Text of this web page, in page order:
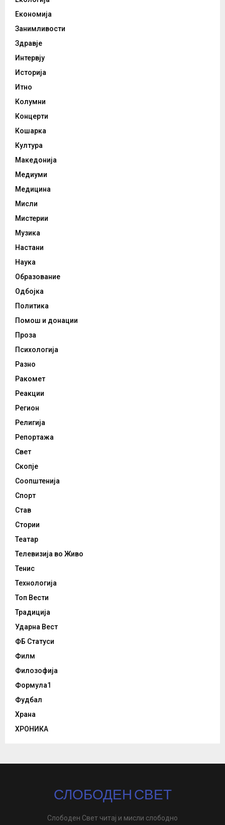
Економија
Занимливости
Здравје
Интервју
Историја
Итно
Колумни
Концерти
Кошарка
Култура
Македонија
Медиуми
Медицина
Мисли
Мистерии
Музика
Настани
Наука
Образование
Одбојка
Политика
Помош и донации
Проза
Психологија
Разно
Ракомет
Реакции
Регион
Религија
Репортажа
Свет
Скопје
Соопштенија
Спорт
Став
Стории
Театар
Телевизија во Живо
Тенис
Технологија
Топ Вести
Традиција
Ударна Вест
ФБ Статуси
Филм
Филозофија
Формула1
Фудбал
Храна
ХРОНИКА
СЛОБОДЕН СВЕТ
Слободен Свет читај и мисли слободно